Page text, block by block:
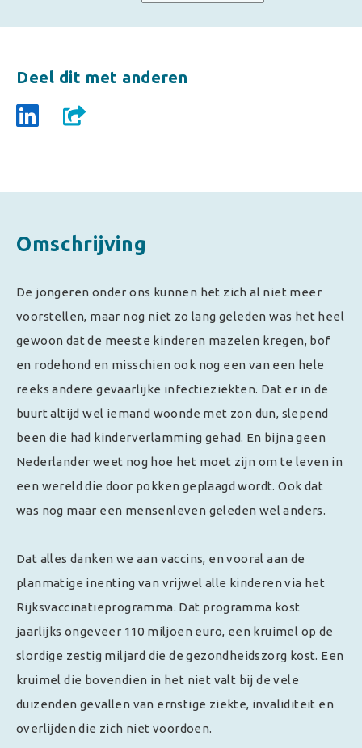
Deel dit met anderen
Omschrijving
De jongeren onder ons kunnen het zich al niet meer
voorstellen, maar nog niet zo lang geleden was het heel
gewoon dat de meeste kinderen mazelen kregen, bof
en rodehond en misschien ook nog een van een hele
reeks andere gevaarlijke infectieziekten. Dat er in de
buurt altijd wel iemand woonde met zon dun, slepend
been die had kinderverlamming gehad. En bijna geen
Nederlander weet nog hoe het moet zijn om te leven in
een wereld die door pokken geplaagd wordt. Ook dat
was nog maar een mensenleven geleden wel anders.
Dat alles danken we aan vaccins, en vooral aan de
planmatige inenting van vrijwel alle kinderen via het
Rijksvaccinatieprogramma. Dat programma kost
jaarlijks ongeveer 110 miljoen euro, een kruimel op de
slordige zestig miljard die de gezondheidszorg kost. Een
kruimel die bovendien in het niet valt bij de vele
duizenden gevallen van ernstige ziekte, invaliditeit en
overlijden die zich niet voordoen.